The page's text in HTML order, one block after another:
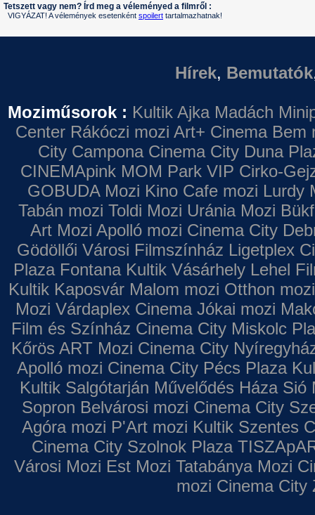
Tetszett vagy nem? Írd meg a véleményed a filmről :
VIGYÁZAT! A vélemények esetenként spoilert tartalmazhatnak!
Hírek, Bemutatók
Moziműsorok : Kultik Ajka Madách
Center Rákóczi mozi Art+ Cinema Bem
City Campona Cinema City Duna
CINEMApink MOM Park VIP Cirko-
GOBUDA Mozi Kino Cafe mozi Lurdy
Tabán mozi Toldi Mozi Uránia Mozi
Art Mozi Apolló mozi Cinema City
Gödöllői Városi Filmszínház Ligetplex
Plaza Fontana Kultik Vásárhely Lehel
Kultik Kaposvár Malom mozi Otthon mozi
Mozi Várdaplex Cinema Jókai mozi
Film és Színház Cinema City Miskolc
Kőrös ART Mozi Cinema City
Apolló mozi Cinema City Pécs Plaza
Kultik Salgótarján Művelődés Háza Sió
Sopron Belvárosi mozi Cinema City
Agóra mozi P'Art mozi Kultik Szentes
Cinema City Szolnok Plaza
Városi Mozi Est Mozi Tatabánya Mozi
mozi Cinema City